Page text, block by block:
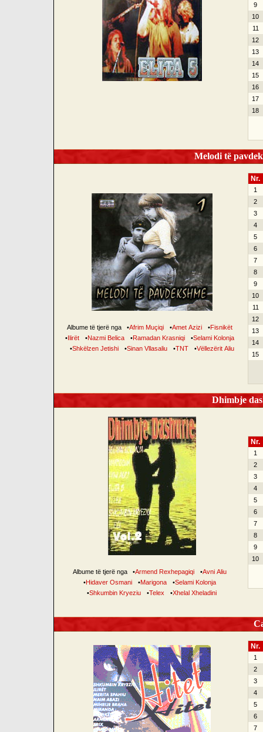
9
10
11
12
13
14
15
16
17
18
Melodi të
Albume të tjerë nga •Afrim Muçiqi •Amet Azizi •Fisnikët
•Ilirët •Nazmi Belica •Ramadan Krasniqi •Selami Kolonja
•Shkëlzen Jetishi •Sinan Vllasaliu •TNT •Vëllezërit Aliu
Nr.
1
2
3
4
5
6
7
8
9
10
11
12
13
14
15
Dhimbje
Albume të tjerë nga •Armend Rexhepagiqi •Avni Aliu
•Hidaver Osmani •Marigona •Selami Kolonja
•Shkumbin Kryeziu •Telex •Xhelal Xheladini
Nr.
1
2
3
4
5
6
7
8
9
10
Nr.
1
2
3
4
5
6
7